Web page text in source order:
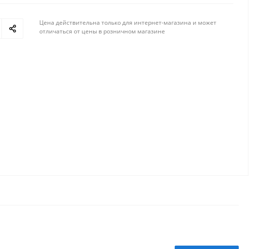
Цена действительна только для интернет-магазина и может
отличаться от цены в розничном магазине